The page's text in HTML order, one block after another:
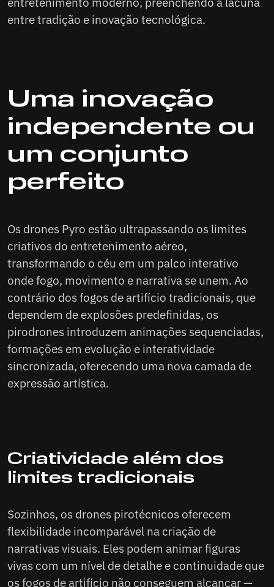
entre tradição e inovação tecnológica.
Uma inovação
independente ou
um conjunto
perfeito
Os drones Pyro estão ultrapassando os limites
criativos do entretenimento aéreo,
transformando o céu em um palco interativo
onde fogo, movimento e narrativa se unem. Ao
contrário dos fogos de artifício tradicionais, que
dependem de explosões predefinidas, os
pirodrones introduzem animações sequenciadas,
formações em evolução e interatividade
sincronizada, oferecendo uma nova camada de
expressão artística.
Criatividade além dos
limites tradicionais
Sozinhos, os drones pirotécnicos oferecem
flexibilidade incomparável na criação de
narrativas visuais. Eles podem animar figuras
vivas com um nível de detalhe e continuidade que
os fogos de artifício não conseguem alcançar —